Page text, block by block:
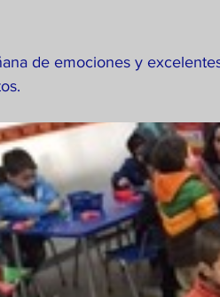
de emociones y